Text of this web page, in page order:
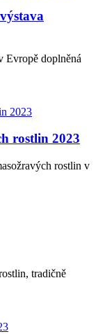
Evropě doplněná
rostlin 2023
rostlin v
tradičně